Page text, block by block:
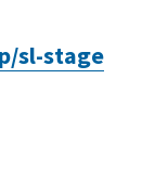
sl-stage